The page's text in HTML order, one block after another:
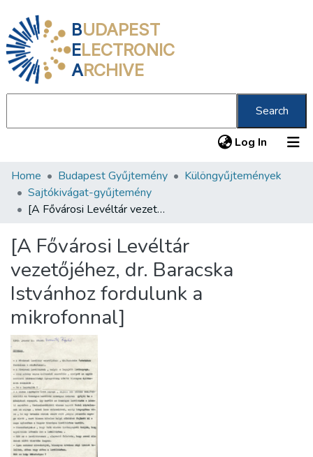
BUDAPEST
ELECTRONIC
ARCHIVE
Search
Log In (current)
Communities & Collections
All of DSpace
About us
Home Budapest Gyűjtemény
Különgyűjtemények
Sajtókivágat-gyűjtemény
[A Fővárosi Levéltár vezetőjéhez, dr. Baracska Istvánhoz fordulunk a mikrofonnal]
[A Fővárosi Levéltár
vezetőjéhez, dr. Baracska
Istvánhoz fordulunk a
mikrofonnal]